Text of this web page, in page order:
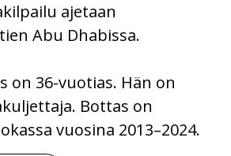
ajetaan
Abu Dhabissa.
on 36-vuotias. Hän on
Bottas on
vuosina 2013–2024.